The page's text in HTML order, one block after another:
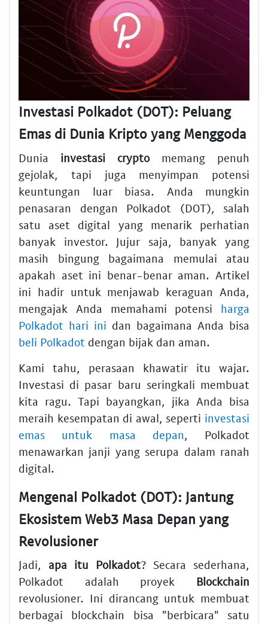
Investasi Polkadot (DOT): Peluang
Emas di Dunia Kripto yang Menggoda
Dunia investasi cryptomemang penuh
gejolak, tapi juga menyimpan potensi
keuntungan luar biasa. Anda mungkin
penasaran dengan Polkadot (DOT), salah
satu aset digital yang menarik perhatian
banyak investor. Jujur saja, banyak yang
masih bingung bagaimana memulai atau
apakah aset ini benar-benar aman. Artikel
ini hadir untuk menjawab keraguan Anda,
mengajak Anda memahami potensi harga
Polkadot hari ini dan bagaimana Anda bisa
beli Polkadot dengan bijak dan aman.
Kami tahu, perasaan khawatir itu wajar.
Investasi di pasar baru seringkali membuat
kita ragu. Tapi bayangkan, jika Anda bisa
meraih kesempatan di awal, seperti investasi
emas untuk masa depan, Polkadot
menawarkan janji yang serupa dalam ranah
digital.
Mengenal Polkadot (DOT): Jantung
Ekosistem Web3 Masa Depan yang
Revolusioner
Jadi, apa itu Polkadot? Secara sederhana,
Polkadot adalah proyek Blockchain
revolusioner. Ini dirancang untuk membuat
berbagai blockchain bisa "berbicara" satu